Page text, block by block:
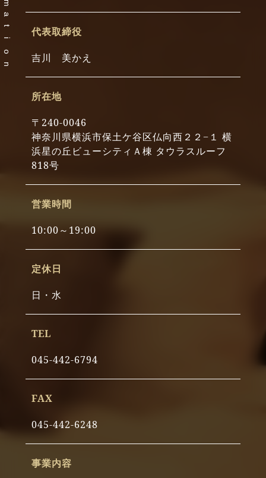
m
a
t
i
o
n
代表取締役
吉川 美かえ
所在地
〒240-0046
神奈川県横浜市保土ケ谷区仏向西２２−１ 横
浜星の丘ビューシティＡ棟 タウラスルーフ
818号
営業時間
10:00～19:00
定休日
日・水
TEL
045-442-6794
FAX
045-442-6248
事業内容